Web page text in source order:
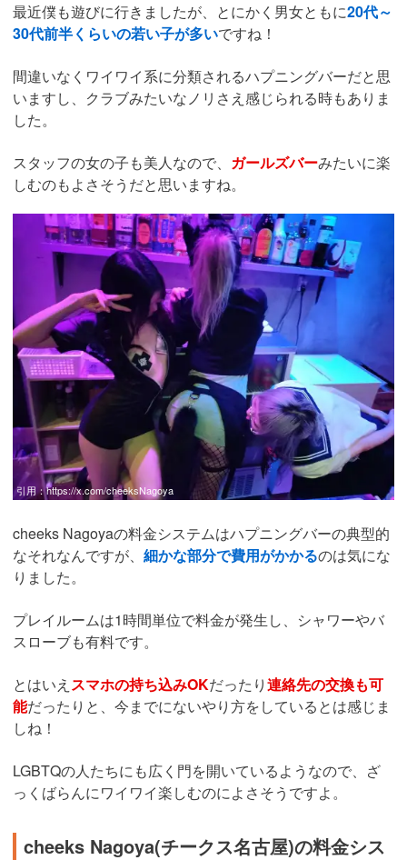
最近僕も遊びに行きましたが、とにかく男女ともに20代～
30代前半くらいの若い子が多いですね！
間違いなくワイワイ系に分類されるハプニングバーだと思
いますし、クラブみたいなノリさえ感じられる時もありま
した。
スタッフの女の子も美人なので、 ガールズバーみたいに楽
しむのもよさそうだと思いますね。
引用：https://x.com/cheeksNagoya
cheeks Nagoyaの料金システムはハプニングバーの典型的
なそれなんですが、 細かな部分で費用がかかるのは気にな
りました。
プレイルームは1時間単位で料金が発生し、シャワーやバ
スローブも有料です。
とはいえ スマホの持ち込みOKだったり連絡先の交換も可
能だったりと、今までにないやり方をしているとは感じま
しね！
LGBTQの人たちにも広く門を開いているようなので、ざ
っくばらんにワイワイ楽しむのによさそうですよ。
cheeks Nagoya(チークス名古屋)の料金シス